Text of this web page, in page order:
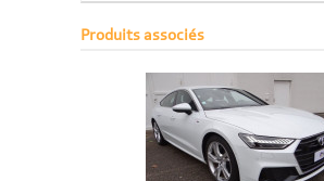
Produits associés